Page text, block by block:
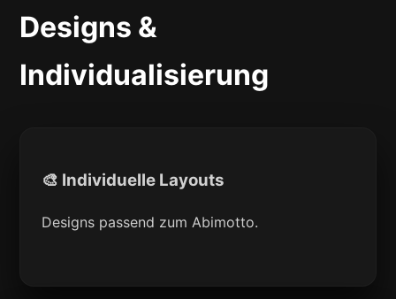
Designs &
Individualisierung
🎨 Individuelle Layouts
Designs passend zum Abimotto.